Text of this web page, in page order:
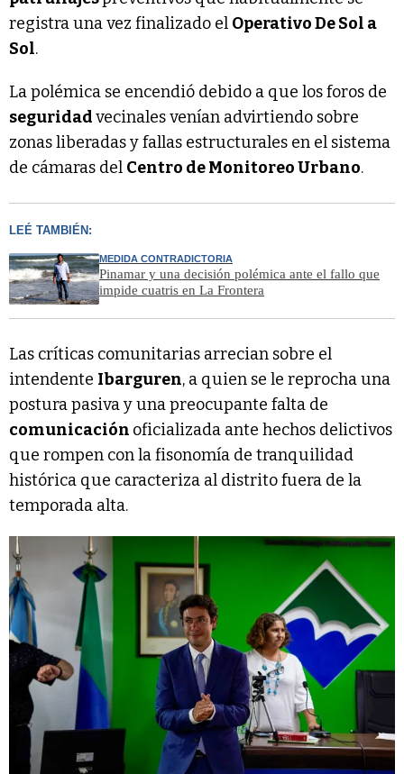
registra una vez finalizado el Operativo De Sol a
Sol.
La polémica se encendió debido a que los foros de
seguridadvecinales venían advirtiendo sobre
zonas liberadas y fallas estructurales en el sistema
de cámaras del Centro de Monitoreo Urbano.
LEÉ TAMBIÉN:
MEDIDA CONTRADICTORIA
Pinamar y una decisión polémica ante el fallo que
impide cuatris en La Frontera
Las críticas comunitarias arrecian sobre el
intendente Ibarguren, a quien se le reprocha una
postura pasiva y una preocupante falta de
comunicación oficializada ante hechos delictivos
que rompen con la fisonomía de tranquilidad
histórica que caracteriza al distrito fuera de la
temporada alta.